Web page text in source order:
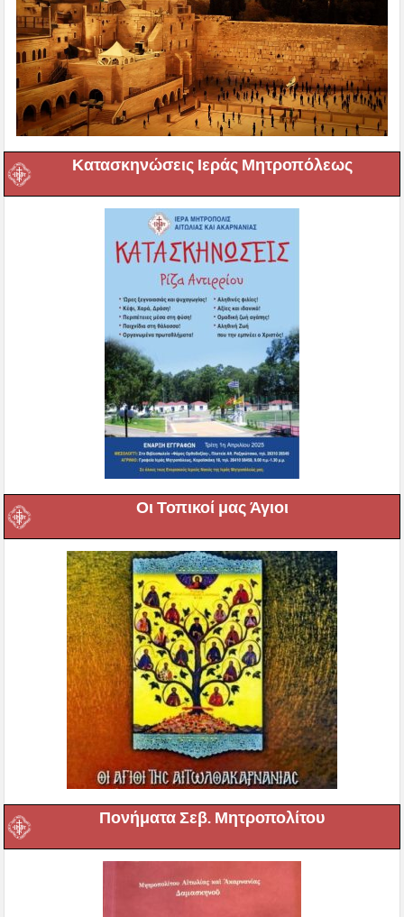
Κατασκηνώσεις Ιεράς Μητροπόλεως
Οι Τοπικοί μας Άγιοι
Πονήματα Σεβ. Μητροπολίτου